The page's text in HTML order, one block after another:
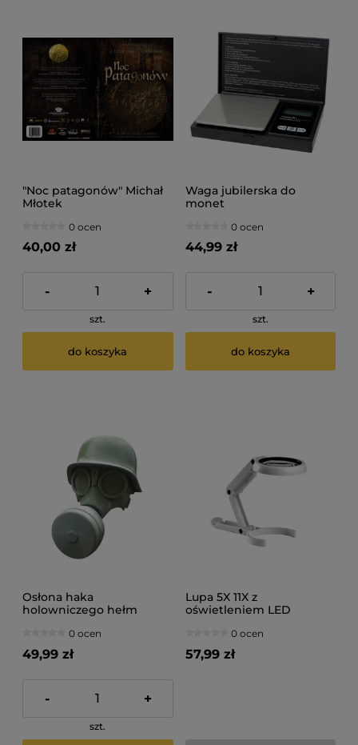
"Noc patagonów" Michał
Młotek
0 ocen
40,00 zł
- +
szt.
do koszyka
Waga jubilerska do
monet
0 ocen
44,99 zł
- +
szt.
do koszyka
Osłona haka
holowniczego hełm
0 ocen
49,99 zł
- +
szt.
Lupa 5X 11X z
oświetleniem LED
0 ocen
57,99 zł